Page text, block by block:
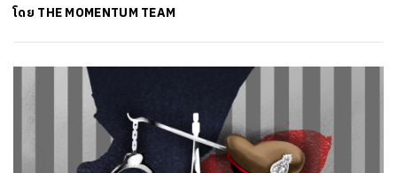
โดย THE MOMENTUM TEAM